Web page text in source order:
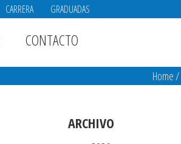
CARRERA GRADUADAS
CONTACTO
Home/
ARCHIVO